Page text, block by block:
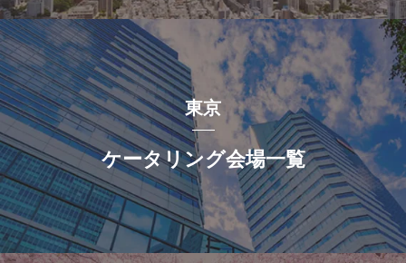
東京
ケータリング会場一覧